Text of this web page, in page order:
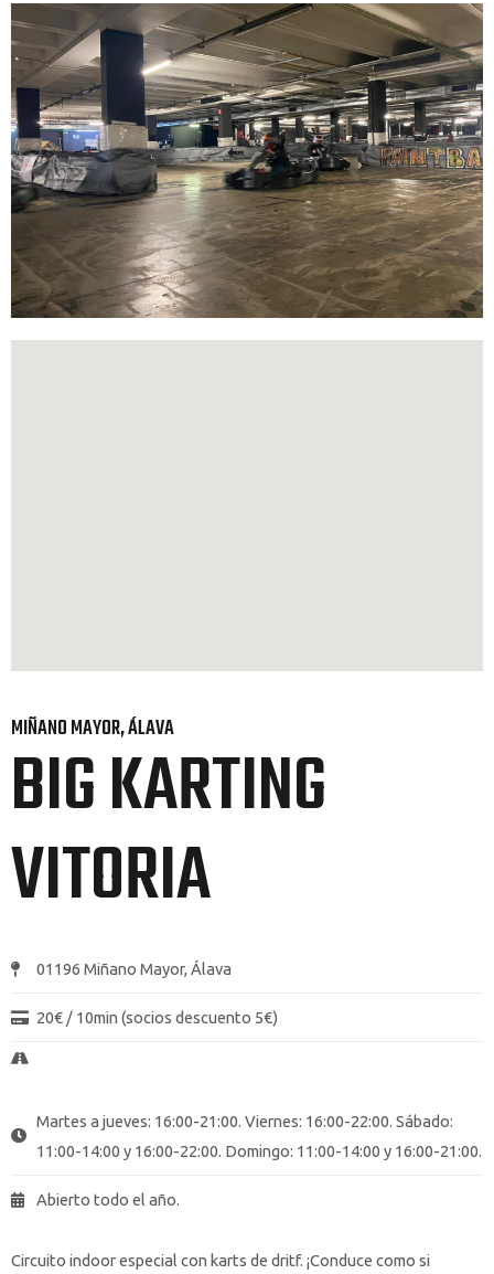
MIÑANO MAYOR, ÁLAVA
BIG KARTING
VITORIA
01196 Miñano Mayor, Álava
20€ / 10min (socios descuento 5€)
Martes a jueves: 16:00-21:00. Viernes: 16:00-22:00. Sábado:
11:00-14:00 y 16:00-22:00. Domingo: 11:00-14:00 y 16:00-21:00.
Abierto todo el año.
Circuito indoor especial con karts de dritf. ¡Conduce como si